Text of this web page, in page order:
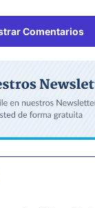
Comentarios